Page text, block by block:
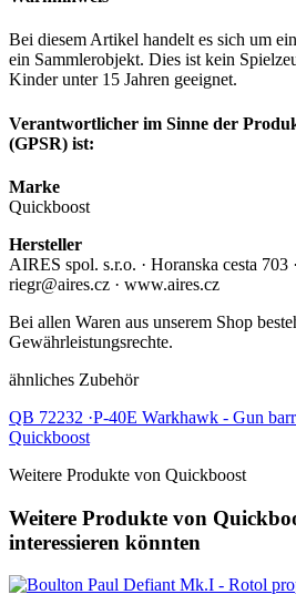
Bei diesem Artikel handelt es sich um
ein Sammlerobjekt. Dies ist kein
Kinder unter 15 Jahren geeignet.
Verantwortlicher im Sinne der
(GPSR) ist:
Marke
Quickboost
Hersteller
AIRES spol. s.r.o. · Horanska cesta 703
riegr@aires.cz · www.aires.cz
Bei allen Waren aus unserem Shop
Gewährleistungsrechte.
ähnliches Zubehör
QB 72232 ·P-40E Warkhawk - Gun
Quickboost
Weitere Produkte von Quickboost
Weitere Produkte von
interessieren könnten